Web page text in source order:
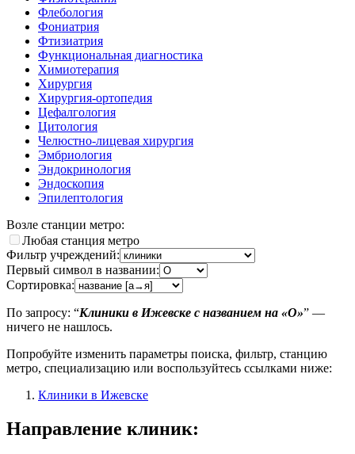
Флебология
Фониатрия
Фтизиатрия
Функциональная диагностика
Химиотерапия
Хирургия
Хирургия-ортопедия
Цефалгология
Цитология
Челюстно-лицевая хирургия
Эмбриология
Эндокринология
Эндоскопия
Эпилептология
Возле станции метро:
Любая станция метро
Фильтр учреждений:
Первый символ в названии:
Сортировка:
По запросу: “Клиники в Ижевске с названием на «O»” —
ничего не нашлось.
Попробуйте изменить параметры поиска, фильтр, станцию
метро, специализацию или воспользуйтесь ссылками ниже:
Клиники в Ижевске
Направление клиник: